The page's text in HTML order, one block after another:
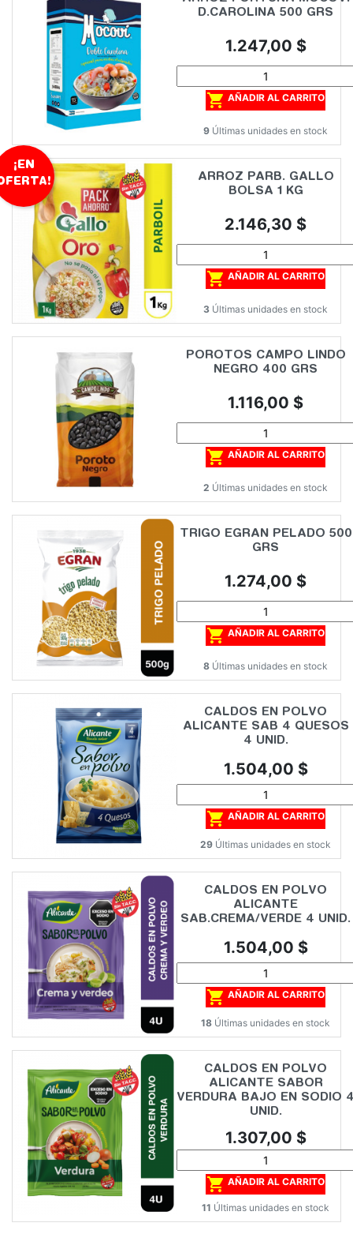
D.CAROLINA 500 GRS
Precio
1.247,00 $
 AÑADIR AL CARRITO
9 Últimas unidades en stock
ARROZ PARB. GALLO
BOLSA 1 KG
Precio
2.146,30 $
 AÑADIR AL CARRITO
3 Últimas unidades en stock
¡EN
POROTOS CAMPO LINDO
NEGRO 400 GRS
Precio
1.116,00 $
 AÑADIR AL CARRITO
2 Últimas unidades en stock
TRIGO EGRAN PELADO 500
GRS
Precio
1.274,00 $
 AÑADIR AL CARRITO
8 Últimas unidades en stock
CALDOS EN POLVO
ALICANTE SAB 4 QUESOS
4 UNID.
Precio
1.504,00 $
 AÑADIR AL CARRITO
29 Últimas unidades en stock
CALDOS EN POLVO
ALICANTE
SAB.CREMA/VERDE 4 UNID.
Precio
1.504,00 $
 AÑADIR AL CARRITO
18 Últimas unidades en stock
CALDOS EN POLVO
ALICANTE SABOR
VERDURA BAJO EN SODIO
UNID.
Precio
1.307,00 $
 AÑADIR AL CARRITO
11 Últimas unidades en stock